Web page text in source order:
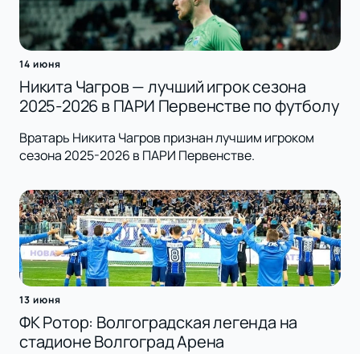
14 июня
Никита Чагров — лучший игрок сезона
2025-2026 в ПАРИ Первенстве по футболу
Вратарь Никита Чагров признан лучшим игроком
сезона 2025-2026 в ПАРИ Первенстве.
13 июня
ФК Ротор: Волгоградская легенда на
стадионе Волгоград Арена